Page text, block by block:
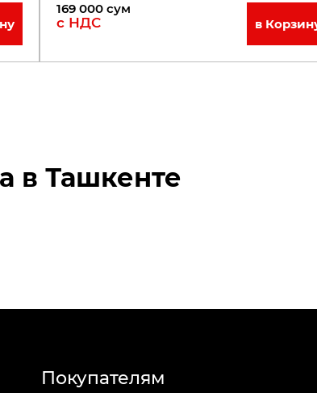
169 000 сум
с НДС в
в Ташкенте
Покупателям